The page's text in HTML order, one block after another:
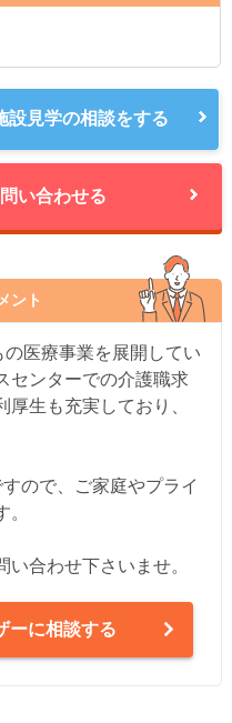
設見学の相談をする
い合わせる
ント
医療事業を展開してい
センターでの介護職求
厚生も充実しており、
ので、ご家庭やプライ
合わせ下さいませ。
ーに相談する